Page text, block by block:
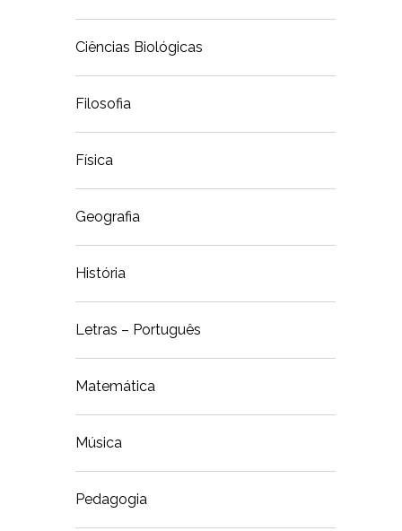
Ciências Biológicas
Filosofia
Física
Geografia
História
Letras – Português
Matemática
Música
Pedagogia